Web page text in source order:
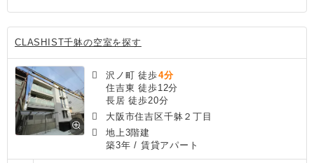
CLASHIST千躰の空室を探す
沢ノ町 徒歩4分
住吉東 徒歩12分
長居 徒歩20分
大阪市住吉区千躰２丁目
地上3階建
築3年 / 賃貸アパート